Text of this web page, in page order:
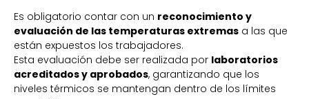
Es obligatorio contar con un reconocimiento y
evaluación de las temperaturas extremas a las que
están expuestos los trabajadores.
Esta evaluación debe ser realizada por laboratorios
acreditados y aprobados, garantizando que los
niveles térmicos se mantengan dentro de los límites